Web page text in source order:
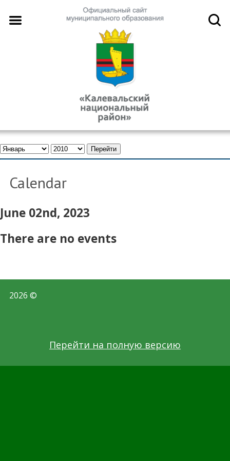
Calendar
June 02nd, 2023
There are no events
2026 ©
Перейти на полную версию